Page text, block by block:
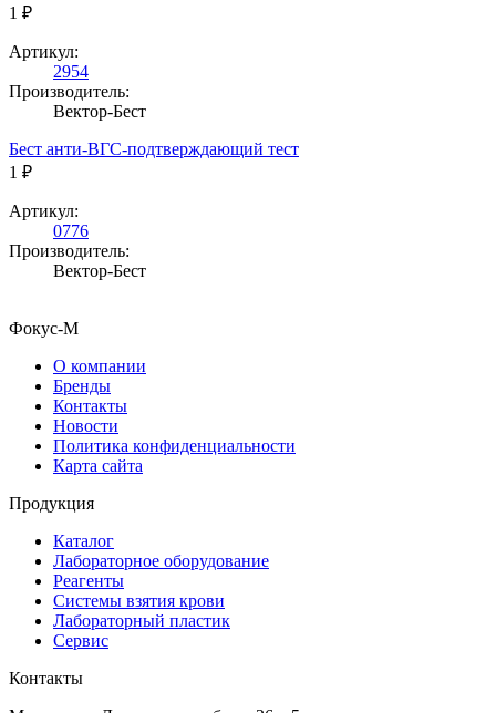
1 ₽
Артикул:
2954
Производитель:
Вектор-Бест
Бест анти-ВГС-подтверждающий тест
1 ₽
Артикул:
0776
Производитель:
Вектор-Бест
Фокус-М
О компании
Бренды
Контакты
Новости
Политика конфиденциальности
Карта сайта
Продукция
Каталог
Лабораторное оборудование
Реагенты
Системы взятия крови
Лабораторный пластик
Сервис
Контакты